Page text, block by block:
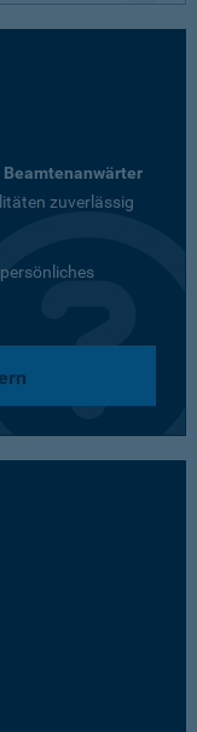
zuverlässig